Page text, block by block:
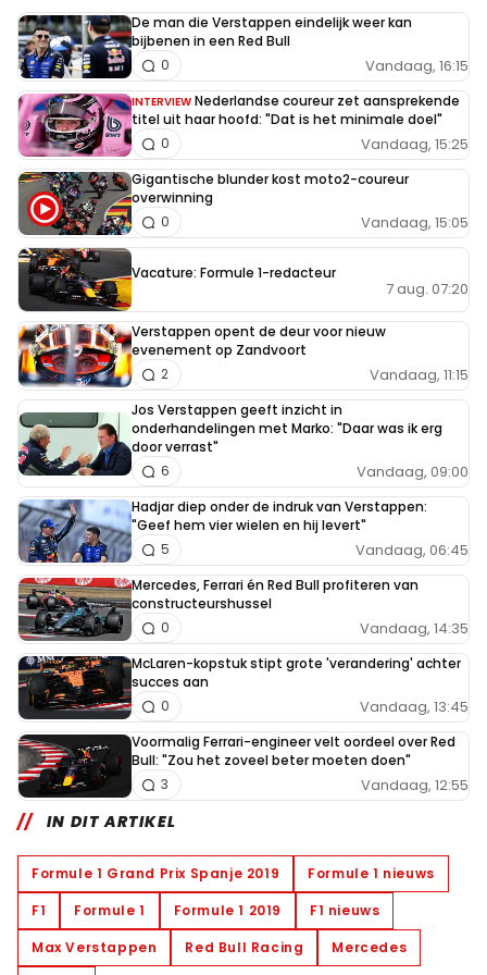
De man die Verstappen eindelijk weer kan
bijbenen in een Red Bull
Vandaag, 16:15
0
INTERVIEW Nederlandse coureur zet aansprekende
titel uit haar hoofd: "Dat is het minimale doel"
Vandaag, 15:25
0
Gigantische blunder kost moto2-coureur
overwinning
Vandaag, 15:05
0
Vacature: Formule 1-redacteur
7 aug. 07:20
Verstappen opent de deur voor nieuw
evenement op Zandvoort
Vandaag, 11:15
2
Jos Verstappen geeft inzicht in
onderhandelingen met Marko: "Daar was ik erg
door verrast"
Vandaag, 09:00
6
Hadjar diep onder de indruk van Verstappen:
"Geef hem vier wielen en hij levert"
Vandaag, 06:45
5
Mercedes, Ferrari én Red Bull profiteren van
constructeurshussel
Vandaag, 14:35
0
McLaren-kopstuk stipt grote 'verandering' achter
succes aan
Vandaag, 13:45
0
Voormalig Ferrari-engineer velt oordeel over Red
Bull: "Zou het zoveel beter moeten doen"
Vandaag, 12:55
3
IN DIT ARTIKEL
Formule 1 Grand Prix Spanje 2019
Formule 1 nieuws
F1
Formule 1 Formule 1 2019
F1 nieuws
Max Verstappen
Red Bull Racing
Mercedes